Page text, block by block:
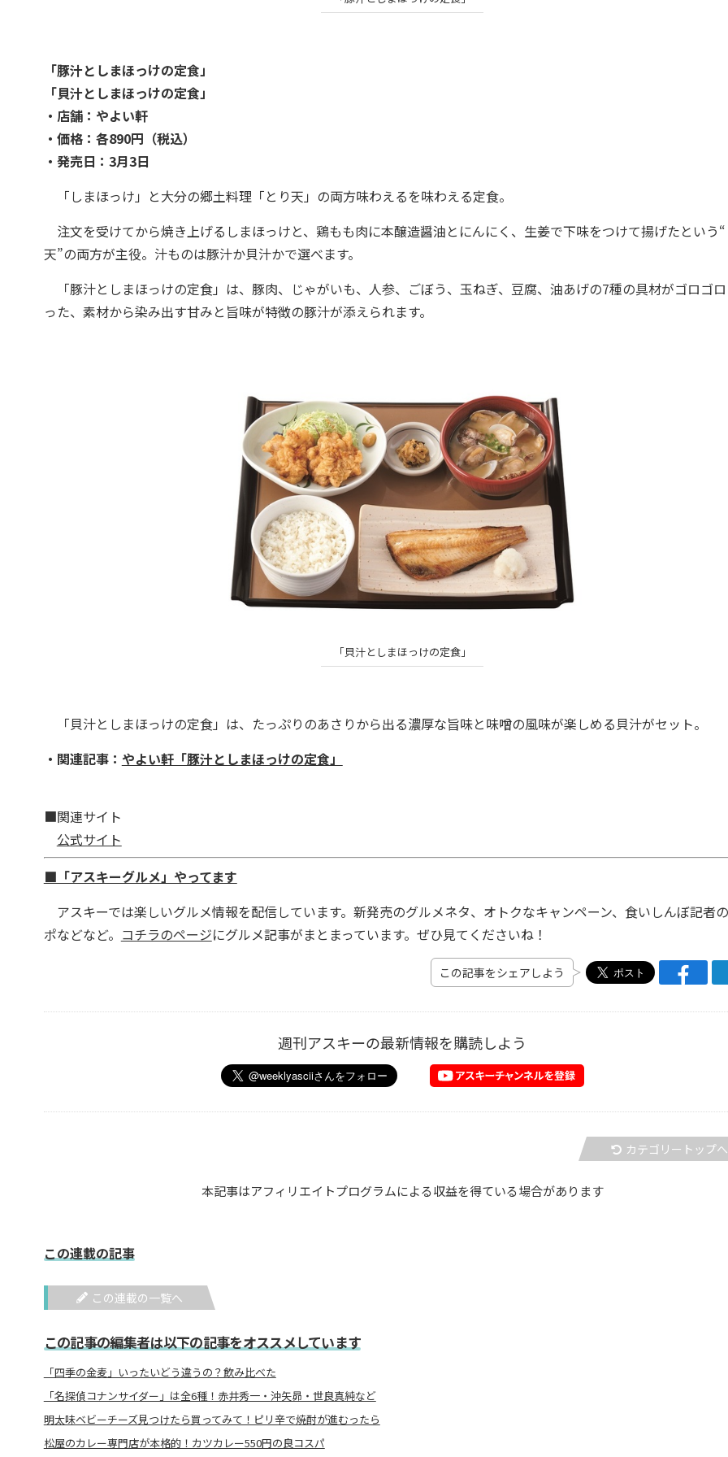
「豚汁としまほっけの定食」
「貝汁としまほっけの定食」
・店舗：やよい軒
・価格：各890円（税込）
・発売日：3月3日
「しまほっけ」と大分の郷土料理「とり天」の両方味わえるを味わえる定食。
注文を受けてから焼き上げるしまほっけと、鶏もも肉に本醸造醤油とにんにく、生姜で下味をつけて揚げたという
天”の両方が主役。汁ものは豚汁か貝汁かで選べます。
「豚汁としまほっけの定食」は、豚肉、じゃがいも、人参、ごぼう、玉ねぎ、豆腐、油あげの7種の具材がゴロゴ
った、素材から染み出す甘みと旨味が特徴の豚汁が添えられます。
「貝汁としまほっけの定食」
「貝汁としまほっけの定食」は、たっぷりのあさりから出る濃厚な旨味と味噌の風味が楽しめる貝汁がセット。
・関連記事： やよい軒「豚汁としまほっけの定食」
■関連サイト
公式サイト
■「アスキーグルメ」やってます
アスキーでは楽しいグルメ情報を配信しています。新発売のグルメネタ、オトクなキャンペーン、食いしんぼ記者
ポなどなど。 コチラのページにグルメ記事がまとまっています。ぜひ見てくださいね！
この記事をシェアしよう
週刊アスキーの最新情報を購読しよう
カテゴリートップへ
本記事はアフィリエイトプログラムによる収益を得ている場合があります
この連載の記事
この連載の一覧へ
この記事の編集者は以下の記事をオススメしています
「四季の金麦」いったいどう違うの？飲み比べた
「名探偵コナンサイダー」は全6種！赤井秀一・沖矢昴・世良真純など
明太味ベビーチーズ見つけたら買ってみて！ピリ辛で焼酎が進むったら
松屋のカレー専門店が本格的！カツカレー550円の良コスパ